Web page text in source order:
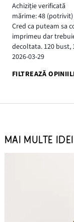
Achiziție verificată
mărime: 48 (potrivit)
Cred ca puteam sa
imprimeu dar
decoltata. 120 bust,
2026-03-29
FILTREAZĂ
MAI MULTE